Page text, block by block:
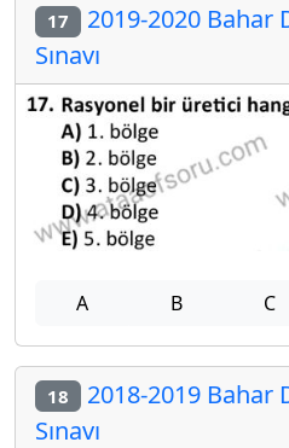
17 2019-2020 Bahar
Sınavı
A B C
18 2018-2019 Bahar
Sınavı